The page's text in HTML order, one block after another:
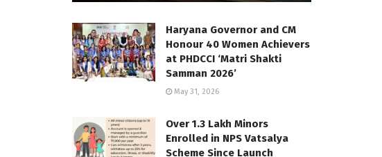
Haryana Governor and CM
Honour 40 Women Achievers
at PHDCCI ‘Matri Shakti
Samman 2026’
May 31, 2026
Over 1.3 Lakh Minors
Enrolled in NPS Vatsalya
Scheme Since Launch